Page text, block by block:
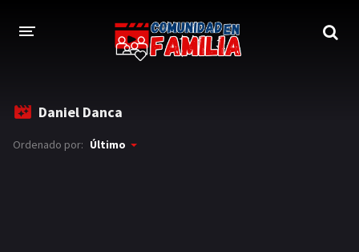
Daniel Danca
Ordenado por: Último